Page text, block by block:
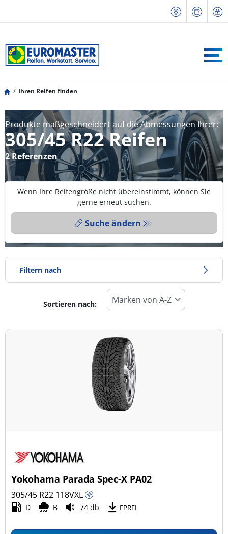
Ihren Reifen finden
Produkte maßgeschneidert auf die Abmessungen Ihrer:
305/45 R22 Reifen
2 Referenzen
Wenn Ihre Reifengröße nicht übereinstimmt, können Sie
gerne erneut suchen.
Suche ändern
Filtern nach
Reifentyp
Alle Arten (2)
Ganzjahresreifen (0)
Pkw (0)
Transporter (0)
Wohnmobil (0)
Sortieren nach:
Yokohama Parada Spec-X PA02
305/45 R22 118VXL
D B 74 db EPREL